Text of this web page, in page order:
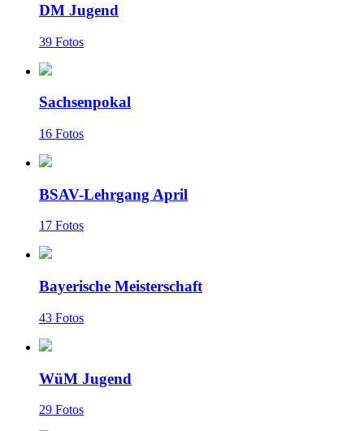
DM Jugend
39 Fotos
Sachsenpokal
16 Fotos
BSAV-Lehrgang April
17 Fotos
Bayerische Meisterschaft
43 Fotos
WüM Jugend
29 Fotos